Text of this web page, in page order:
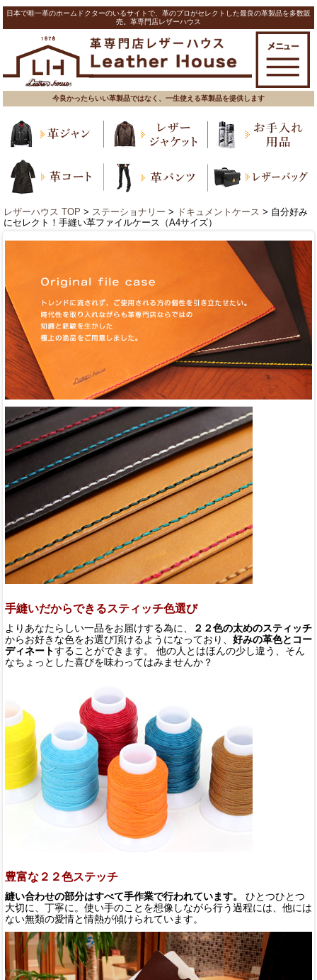
日本で唯一革のホームドクターのいるサイトで、革のプロがセレクトした最良の革製品を多数販
売。革専門店レザーハウス
今良かったらいい革製品ではなく、一生使える革製品を提供します
レザーハウス TOP > ステーショナリー > ドキュメントケース > 自分好み
にセレクト！手縫い革ファイルケース（A4サイズ）
手縫いだからできるスティッチ色選び
よりあなたらしい一品をお届けする為に、
２２色の太めのスティッチ
からお好きな色をお選び頂けるようになっており、 好みの革色とコー
ディネートすることができます。 他の人とはほんの少し違う、そん
なちょっとした喜びを味わってはみませんか？
豊富な２２色ステッチ
縫い合わせの部分はすべて手作業で行われています。 ひとつひとつ
大切に、丁寧に。使い手のことを想像しながら行う過程には、他には
ない無類の愛情と情熱が傾けられています。